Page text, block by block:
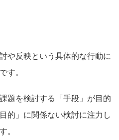
や反映という具体的な行動に
す。
題を検討する「手段」が目的
的」に関係ない検討に注力し
。